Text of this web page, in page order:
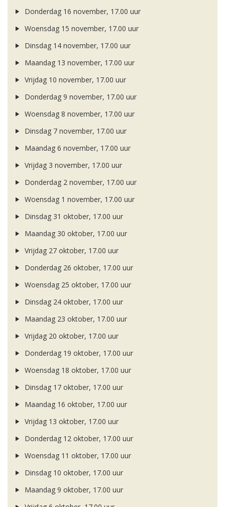
Donderdag 16 november, 17.00 uur
Woensdag 15 november, 17.00 uur
Dinsdag 14 november, 17.00 uur
Maandag 13 november, 17.00 uur
Vrijdag 10 november, 17.00 uur
Donderdag 9 november, 17.00 uur
Woensdag 8 november, 17.00 uur
Dinsdag 7 november, 17.00 uur
Maandag 6 november, 17.00 uur
Vrijdag 3 november, 17.00 uur
Donderdag 2 november, 17.00 uur
Woensdag 1 november, 17.00 uur
Dinsdag 31 oktober, 17.00 uur
Maandag 30 oktober, 17.00 uur
Vrijdag 27 oktober, 17.00 uur
Donderdag 26 oktober, 17.00 uur
Woensdag 25 oktober, 17.00 uur
Dinsdag 24 oktober, 17.00 uur
Maandag 23 oktober, 17.00 uur
Vrijdag 20 oktober, 17.00 uur
Donderdag 19 oktober, 17.00 uur
Woensdag 18 oktober, 17.00 uur
Dinsdag 17 oktober, 17.00 uur
Maandag 16 oktober, 17.00 uur
Vrijdag 13 oktober, 17.00 uur
Donderdag 12 oktober, 17.00 uur
Woensdag 11 oktober, 17.00 uur
Dinsdag 10 oktober, 17.00 uur
Maandag 9 oktober, 17.00 uur